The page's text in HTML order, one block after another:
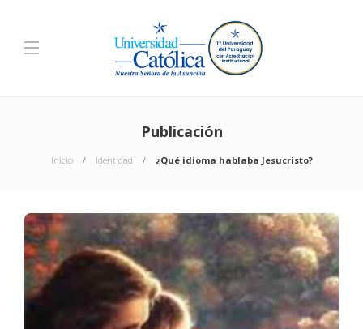
Publicación
Inicio Identidad ¿Qué idioma hablaba Jesucristo?